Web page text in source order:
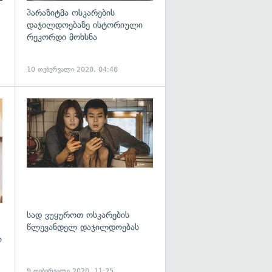
პარაზიტმა ოსკარების
დაჯილდოებაზე ისტორიული
რეკორდი მოხსნა
10 თებერვალი 2020, 04:48
გადახედვა
სად ვუყუროთ ოსკარების
წლევანდელ დაჯილდოებას